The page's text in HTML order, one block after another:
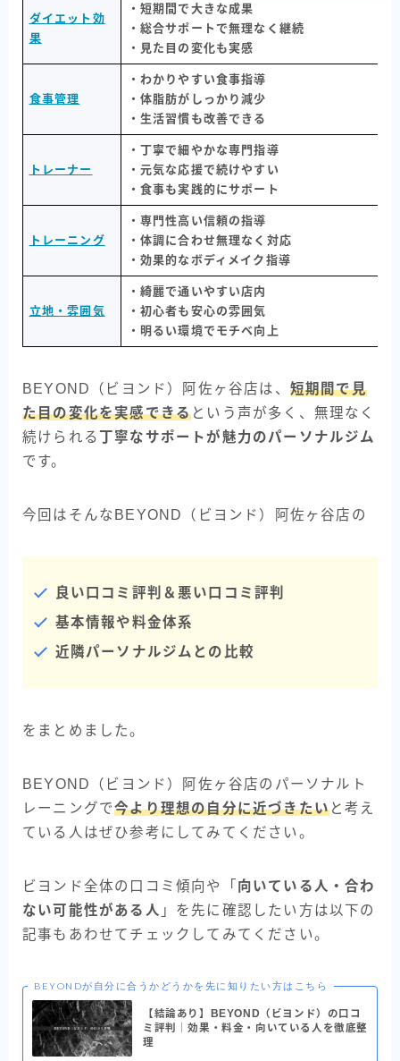
ダイエット効
果
・短期間で大きな成果
・総合サポートで無理なく継続
・見た目の変化も実感
食事管理
・わかりやすい食事指導
・体脂肪がしっかり減少
・生活習慣も改善できる
トレーナー
・丁寧で細やかな専門指導
・元気な応援で続けやすい
・食事も実践的にサポート
トレーニング
・専門性高い信頼の指導
・体調に合わせ無理なく対応
・効果的なボディメイク指導
立地・雰囲気
・綺麗で通いやすい店内
・初心者も安心の雰囲気
・明るい環境でモチベ向上
BEYOND（ビヨンド）阿佐ヶ谷店は、 短期間で見
た目の変化を実感できるという声が多く、無理なく
続けられる丁寧なサポートが魅力のパーソナルジム
です。
今回はそんなBEYOND（ビヨンド）阿佐ヶ谷店の
良い口コミ評判＆悪い口コミ評判
基本情報や料金体系
近隣パーソナルジムとの比較
をまとめました。
BEYOND（ビヨンド）阿佐ヶ谷店のパーソナルト
レーニングで今より理想の自分に近づきたいと考え
ている人はぜひ参考にしてみてください。
ビヨンド全体の口コミ傾向や「 向いている人・合わ
ない可能性がある人 」を先に確認したい方は以下の
記事もあわせてチェックしてみてください。
BEYONDが自分に合うかどうかを先に知りたい方はこちら
【結論あり】BEYOND（ビヨンド）の口コ
ミ評判｜効果・料金・向いている人を徹底整
理